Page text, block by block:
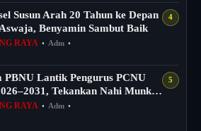
Susun Arah 20 Tahun ke Depan
Benyamin Sambut Baik
RAYA • Adm •
PBNU Lantik Pengurus PCNU
Tekankan Nahi Munkar
RAYA • Adm •